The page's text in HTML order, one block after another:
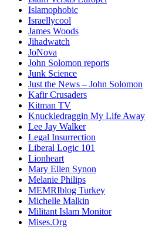
Islamophobic
Israellycool
James Woods
Jihadwatch
JoNova
John Solomon reports
Junk Science
Just the News – John Solomon
Kafir Crusaders
Kitman TV
Knuckledraggin My Life Away
Lee Jay Walker
Legal Insurrection
Liberal Logic 101
Lionheart
Mary Ellen Synon
Melanie Philips
MEMRIblog Turkey
Michelle Malkin
Militant Islam Monitor
Mises.Org